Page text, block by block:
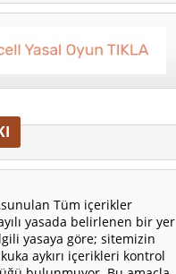
Tüm içerikler
yasada belirlenen bir yer
İlgili yasaya göre; sitemizin
aykırı içerikleri kontrol